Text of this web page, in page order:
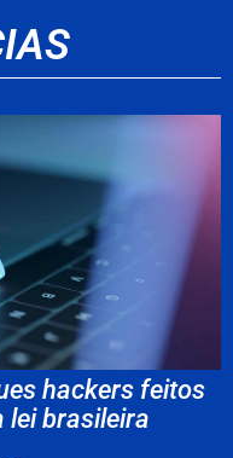
hackers feitos
lei brasileira